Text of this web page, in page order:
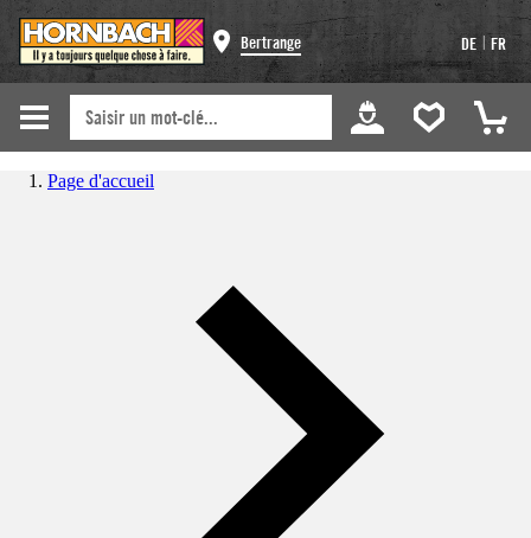
Bertrange DE | FR
Page d'accueil